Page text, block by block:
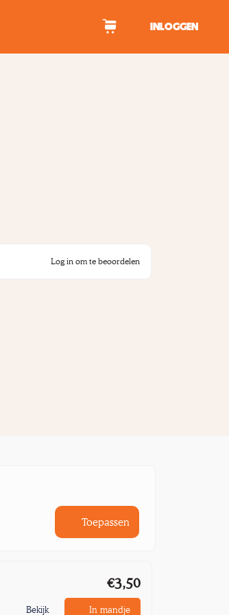
INLOGGEN
Log in om te beoordelen
Toepassen
€3,50
Bekijk In mandje